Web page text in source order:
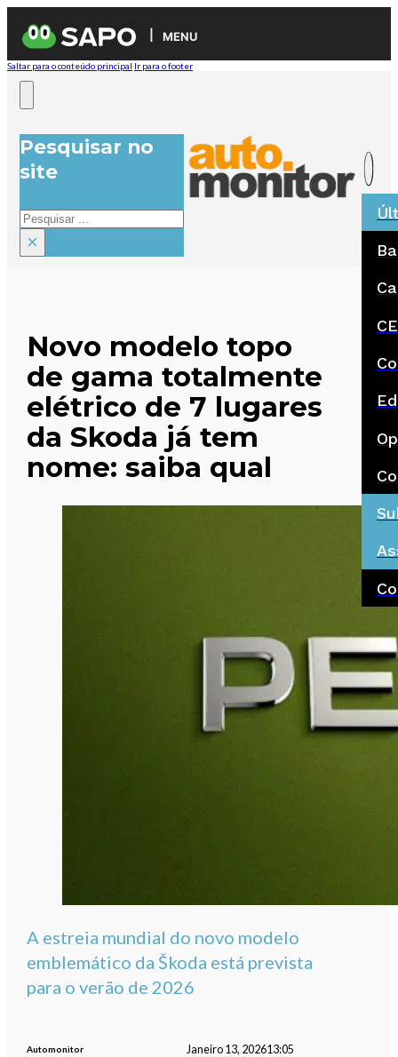
MENU
Saltar para o conteúdo principal Ir para o footer
Pesquisar no
site
Pesquisar
×
Novo modelo topo
de gama totalmente
elétrico de 7 lugares
da Skoda já tem
nome: saiba qual
A estreia mundial do novo modelo
emblemático da Škoda está prevista
para o verão de 2026
Automonitor Janeiro 13, 202613:05